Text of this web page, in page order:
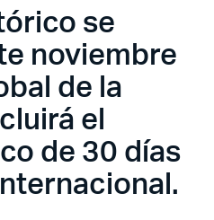
se
noviembre
de la
el
de 30 días